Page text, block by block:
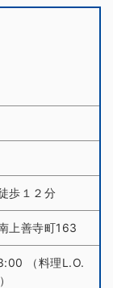
歩１２分
上善寺町163
（料理L.O.